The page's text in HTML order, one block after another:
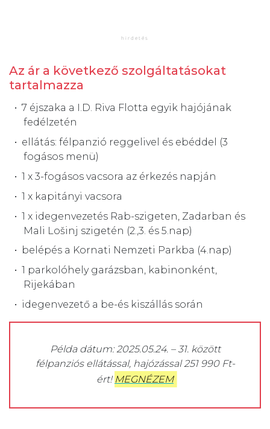
Az ár a következő szolgáltatásokat
tartalmazza
7 éjszaka a I.D. Riva Flotta egyik hajójának
fedélzetén
ellátás: félpanzió reggelivel és ebéddel (3
fogásos menü)
1 x 3-fogásos vacsora az érkezés napján
1 x kapitányi vacsora
1 x idegenvezetés Rab-szigeten, Zadarban és
Mali Lošinj szigetén (2.,3. és 5.nap)
belépés a Kornati Nemzeti Parkba (4.nap)
1 parkolóhely garázsban, kabinonként,
Rijekában
idegenvezető a be-és kiszállás során
Példa dátum: 2025.05.24. – 31. között
félpanziós ellátással, hajózással 251 990 Ft-
ért! MEGNÉZEM